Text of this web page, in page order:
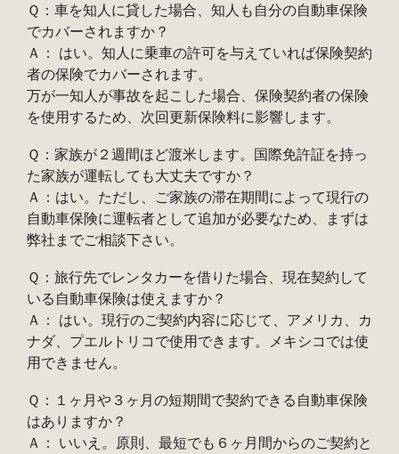
Ｑ：車を知人に貸した場合、知人も自分の自動車保険
でカバーされますか？
Ａ： はい。知人に乗車の許可を与えていれば保険契約
者の保険でカバーされます。
万が一知人が事故を起こした場合、保険契約者の保険
を使用するため、次回更新保険料に影響します。
Ｑ：家族が２週間ほど渡米します。国際免許証を持っ
た家族が運転しても大丈夫ですか？
Ａ：はい。ただし、ご家族の滞在期間によって現行の
自動車保険に運転者として追加が必要なため、まずは
弊社までご相談下さい。
Ｑ：旅行先でレンタカーを借りた場合、現在契約して
いる自動車保険は使えますか？
Ａ： はい。現行のご契約内容に応じて、アメリカ、カ
ナダ、プエルトリコで使用できます。メキシコでは使
用できません。
Ｑ：１ヶ月や３ヶ月の短期間で契約できる自動車保険
はありますか？
Ａ： いいえ。原則、最短でも６ヶ月間からのご契約と